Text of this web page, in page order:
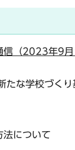
信（2023年9
たな学校づく
法について